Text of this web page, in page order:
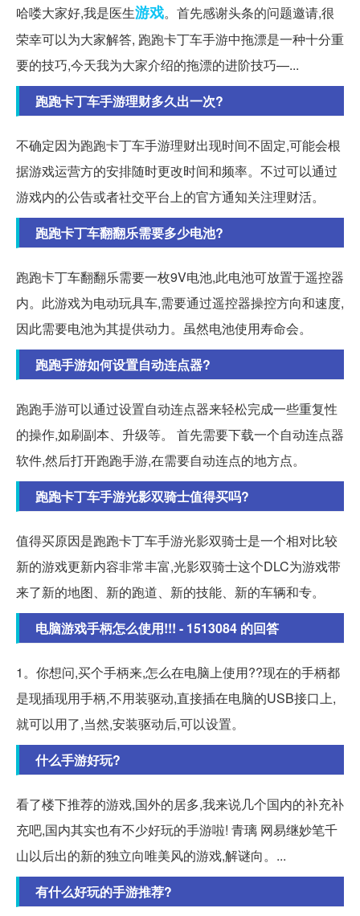
哈喽大家好,我是医生游戏。首先感谢头条的问题邀请,很
荣幸可以为大家解答, 跑跑卡丁车手游中拖漂是一种十分重
要的技巧,今天我为大家介绍的拖漂的进阶技巧—...
跑跑卡丁车手游理财多久出一次?
不确定因为跑跑卡丁车手游理财出现时间不固定,可能会根
据游戏运营方的安排随时更改时间和频率。不过可以通过
游戏内的公告或者社交平台上的官方通知关注理财活。
跑跑卡丁车翻翻乐需要多少电池?
跑跑卡丁车翻翻乐需要一枚9V电池,此电池可放置于遥控器
内。此游戏为电动玩具车,需要通过遥控器操控方向和速度,
因此需要电池为其提供动力。虽然电池使用寿命会。
跑跑手游如何设置自动连点器?
跑跑手游可以通过设置自动连点器来轻松完成一些重复性
的操作,如刷副本、升级等。 首先需要下载一个自动连点器
软件,然后打开跑跑手游,在需要自动连点的地方点。
跑跑卡丁车手游光影双骑士值得买吗?
值得买原因是跑跑卡丁车手游光影双骑士是一个相对比较
新的游戏更新内容非常丰富,光影双骑士这个DLC为游戏带
来了新的地图、新的跑道、新的技能、新的车辆和专。
电脑游戏手柄怎么使用!!! - 1513084 的回答
1。你想问,买个手柄来,怎么在电脑上使用??现在的手柄都
是现插现用手柄,不用装驱动,直接插在电脑的USB接口上,
就可以用了,当然,安装驱动后,可以设置。
什么手游好玩?
看了楼下推荐的游戏,国外的居多,我来说几个国内的补充补
充吧,国内其实也有不少好玩的手游啦! 青璃 网易继妙笔千
山以后出的新的独立向唯美风的游戏,解谜向。...
有什么好玩的手游推荐?